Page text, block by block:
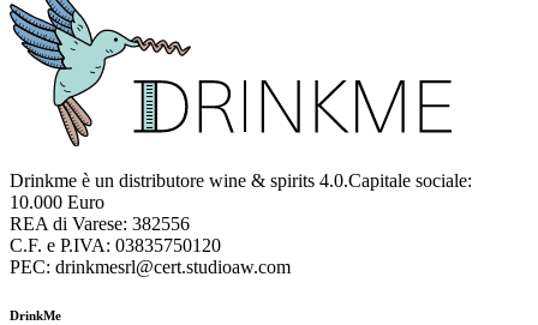
Drinkme è un distributore wine & spirits 4.0.Capitale sociale:
10.000 Euro
REA di Varese: 382556
C.F. e P.IVA: 03835750120
PEC: drinkmesrl@cert.studioaw.com
DrinkMe